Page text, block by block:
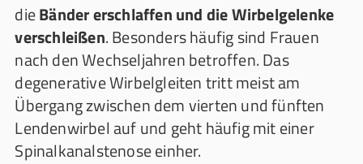
dieBänder erschlaffen und die Wirbelgelenke
verschleißen. Besonders häufig sind Frauen
nach den Wechseljahren betroffen. Das
degenerative Wirbelgleiten tritt meist am
Übergang zwischen dem vierten und fünften
Lendenwirbel auf und geht häufig mit einer
Spinalkanalstenose einher.